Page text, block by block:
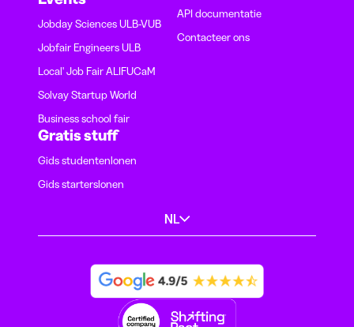
Jobday Sciences ULB-VUB
Jobfair Engineers ULB
Local' Job Fair ALIFUCaM
Solvay Startup World
Business school fair
API documentatie
Contacteer ons
Gratis stuff
Gids studentenlonen
Gids starterslonen
NL